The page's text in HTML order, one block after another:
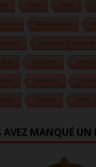
Madagascar
Nouvelle Calédonie
Pologne
Slovénie Suisse
USA
AVEZ MANQUÉ UN